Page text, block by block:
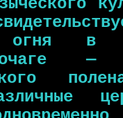
огня в
—